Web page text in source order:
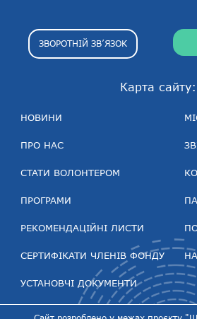
Карта сайту:
НОВИНИ
ПРО НАС
СТАТИ ВОЛОНТЕРОМ
ПРОГРАМИ
РЕКОМЕНДАЦІЙНІ ЛИСТИ
СЕРТИФІКАТИ ЧЛЕНІВ ФОНДУ
УСТАНОВЧІ ДОКУМЕНТИ
ЗВОРОТНІЙ ЗВ’ЯЗОК